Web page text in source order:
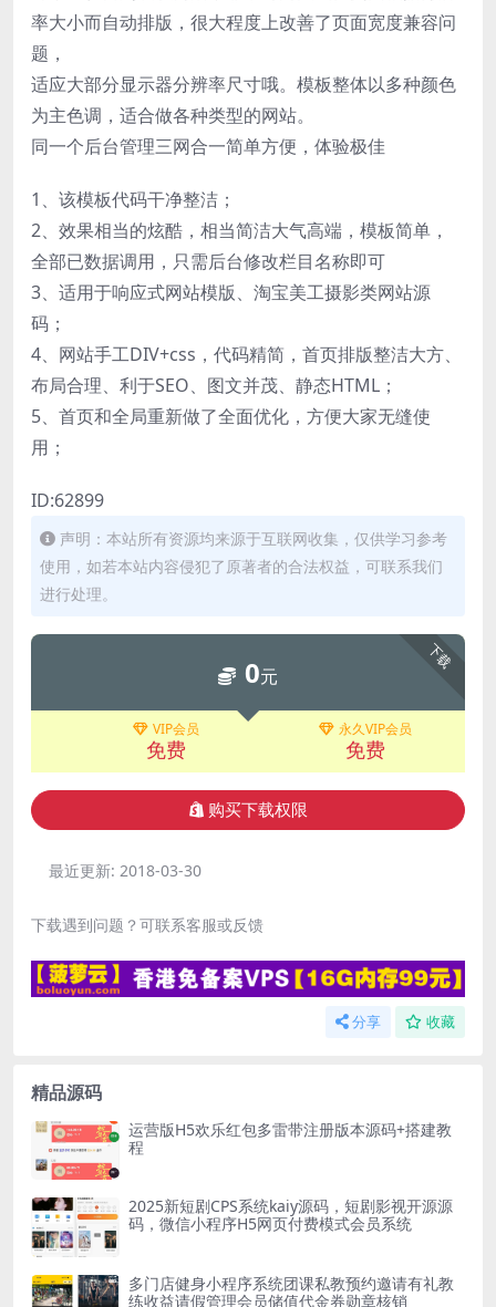
率大小而自动排版，很大程度上改善了页面宽度兼容问
题，
适应大部分显示器分辨率尺寸哦。模板整体以多种颜色
为主色调，适合做各种类型的网站。
同一个后台管理三网合一简单方便，体验极佳
1、该模板代码干净整洁；
2、效果相当的炫酷，相当简洁大气高端，模板简单，
全部已数据调用，只需后台修改栏目名称即可
3、适用于响应式网站模版、淘宝美工摄影类网站源
码；
4、网站手工DIV+css，代码精简，首页排版整洁大方、
布局合理、利于SEO、图文并茂、静态HTML；
5、首页和全局重新做了全面优化，方便大家无缝使
用；
ID:62899
声明：本站所有资源均来源于互联网收集，仅供学习参考
使用，如若本站内容侵犯了原著者的合法权益，可联系我们
进行处理。
下载
0元
VIP会员
免费
永久VIP会员
免费
购买下载权限
最近更新: 2018-03-30
下载遇到问题？可联系客服或反馈
分享 收藏
精品源码
运营版H5欢乐红包多雷带注册版本源码+搭建教
程
2025新短剧CPS系统kaiy源码，短剧影视开源源
码，微信小程序H5网页付费模式会员系统
多门店健身小程序系统团课私教预约邀请有礼教
练收益请假管理会员储值代金券勋章核销